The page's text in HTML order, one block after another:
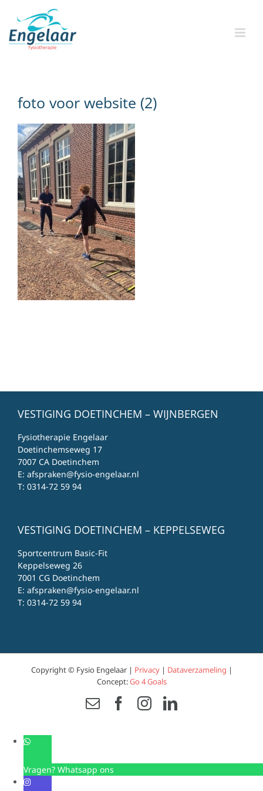
content
foto voor website (2)
VESTIGING DOETINCHEM – WIJNBERGEN
Fysiotherapie Engelaar
Doetinchemseweg 17
7007 CA Doetinchem
E: afspraken@fysio-engelaar.nl
T: 0314-72 59 94
VESTIGING DOETINCHEM – KEPPELSEWEG
Sportcentrum Basic-Fit
Keppelseweg 26
7001 CG Doetinchem
E: afspraken@fysio-engelaar.nl
T: 0314-72 59 94
Copyright © Fysio Engelaar | Privacy| Dataverzameling |
Concept:Go 4 Goals
Email Facebook
Instagram
LinkedIn
Vragen? Whatsapp ons